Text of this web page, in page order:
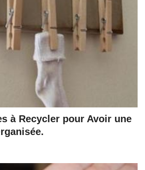
à Recycler pour Avoir une